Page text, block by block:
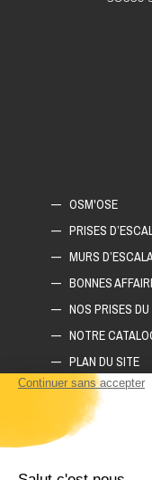
OSM'OSE
PRISES
MURS
BONNES
NOS PRISES
NOTRE
PLAN DU SITE
COMMENT
COMMENT
COMMENT